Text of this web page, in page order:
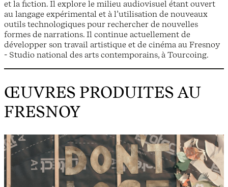
et la fiction. Il explore le milieu audiovisuel étant ouvert
au langage expérimental et à l’utilisation de nouveaux
outils technologiques pour rechercher de nouvelles
formes de narrations. Il continue actuellement de
développer son travail artistique et de cinéma au Fresnoy
- Studio national des arts contemporains, à Tourcoing.
ŒUVRES PRODUITES AU
FRESNOY